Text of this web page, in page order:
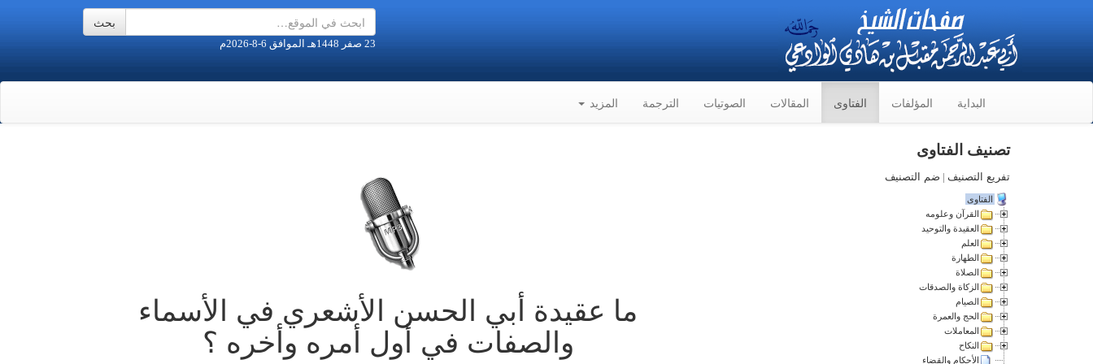
23 صفر 1448هـ الموافق 6-8-2026م
البداية المؤلفات الفتاوى المقالات الصوتيات الترجمة المزيد
ما عقيدة أبي الحسن الأشعري في الأسماء
والصفات في أول أمره وأخره ؟
تصنيف الفتاوى
تفريع التصنيف | ضم التصنيف
الفتاوى
القرآن وعلومه
العقيدة والتوحيد
العلم
الطهارة
الصلاة
الزكاة والصدقات
الصيام
الحج والعمرة
المعاملات
النكاح
الأحكام والقضاء